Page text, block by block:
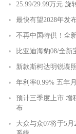
25.99/29.99万元 旋
最快有望2028年发
不再中国特供！全
比亚迪海豹08/全新
新款斯柯达明锐谍
年利率0.99% 五年
预计三季度上市 增
布
大众与众07将于5